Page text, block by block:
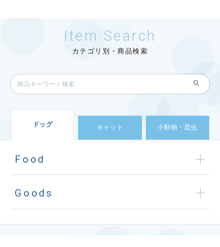
Item Search
カテゴリ別・商品検索
ドッグ キャット 小動物・昆虫
Food
Goods